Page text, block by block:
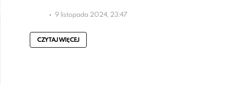
9 listopada 2024, 23:47
CZYTAJ WIĘCEJ